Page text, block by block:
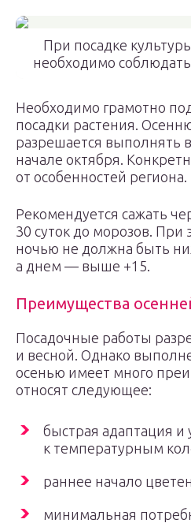
При посадке
необходимо
Необходимо грамотно
посадки растения.
разрешается выполнять
начале октября.
от особенностей региона.
Рекомендуется сажать
30 суток до морозов. При
ночью не должна быть
а днем — выше +15.
Преимущества
Посадочные работы
и весной. Однако
осенью имеет много
относят следующее:
быстрая адаптация и
к температурным
раннее начало
минимальная